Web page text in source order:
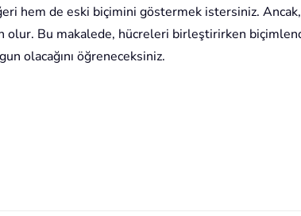
hem de eski biçimini göstermek istersiniz.
Bu makalede, hücreleri birleştirirken
olacağını öğreneceksiniz.